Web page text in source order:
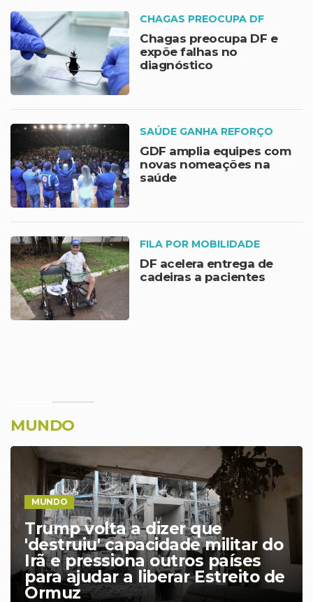
CHAGAS PREOCUPA DF
Chagas preocupa DF e
expõe falhas no
diagnóstico
SAÚDE GANHA REFORÇO
GDF amplia equipes com
novas nomeações na
saúde
FILA POR MOBILIDADE
DF acelera entrega de
cadeiras a pacientes
MUNDO
MUNDO
Líbano registra mais de um
milhão de deslocados pela
guerra entre Israel e Hezbollah